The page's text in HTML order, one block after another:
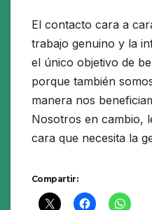
El contacto cara a
trabajo genuino y la
el único objetivo de
porque también
manera nos
Nosotros en cambio,
cara que necesita la
Compartir: